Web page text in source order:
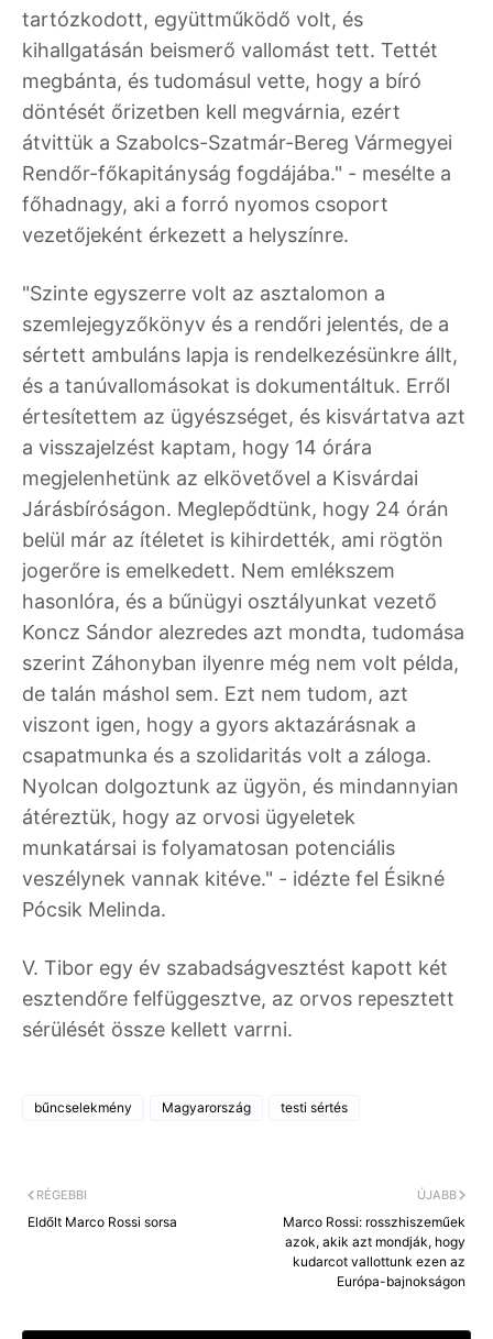
tartózkodott, együttműködő volt, és
kihallgatásán beismerő vallomást tett. Tettét
megbánta, és tudomásul vette, hogy a bíró
döntését őrizetben kell megvárnia, ezért
átvittük a Szabolcs-Szatmár-Bereg Vármegyei
Rendőr-főkapitányság fogdájába." - mesélte a
főhadnagy, aki a forró nyomos csoport
vezetőjeként érkezett a helyszínre.
"Szinte egyszerre volt az asztalomon a
szemlejegyzőkönyv és a rendőri jelentés, de a
sértett ambuláns lapja is rendelkezésünkre állt,
és a tanúvallomásokat is dokumentáltuk. Erről
értesítettem az ügyészséget, és kisvártatva azt
a visszajelzést kaptam, hogy 14 órára
megjelenhetünk az elkövetővel a Kisvárdai
Járásbíróságon. Meglepődtünk, hogy 24 órán
belül már az ítéletet is kihirdették, ami rögtön
jogerőre is emelkedett. Nem emlékszem
hasonlóra, és a bűnügyi osztályunkat vezető
Koncz Sándor alezredes azt mondta, tudomása
szerint Záhonyban ilyenre még nem volt példa,
de talán máshol sem. Ezt nem tudom, azt
viszont igen, hogy a gyors aktazárásnak a
csapatmunka és a szolidaritás volt a záloga.
Nyolcan dolgoztunk az ügyön, és mindannyian
átéreztük, hogy az orvosi ügyeletek
munkatársai is folyamatosan potenciális
veszélynek vannak kitéve." - idézte fel Ésikné
Pócsik Melinda.
V. Tibor egy év szabadságvesztést kapott két
esztendőre felfüggesztve, az orvos repesztett
sérülését össze kellett varrni.
bűncselekmény Magyarország testi sértés
ÚJABB
Marco Rossi: rosszhiszeműek
azok, akik azt mondják, hogy
kudarcot vallottunk ezen az
Európa-bajnokságon
RÉGEBBI
Eldőlt Marco Rossi sorsa